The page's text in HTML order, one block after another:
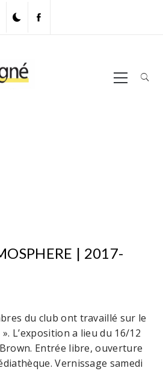
Primary
Menu
| 2017-
du club ont travaillé sur le
L’exposition a lieu du 16/12
Entrée libre, ouverture
Vernissage samedi